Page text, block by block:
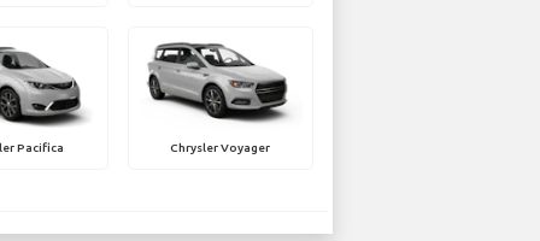
Pacifica Chrysler Voyager